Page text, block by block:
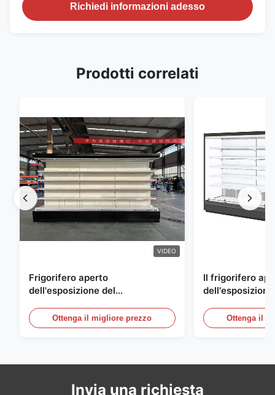
Richiedi informazioni adesso
Prodotti correlati
VIDEO
Frigorifero aperto
dell'esposizione del
bevande con illuminazione del
LED
Ottenga il migliore prezzo
Il frigorifero
refrigerato i
esposizione
Ottenga il
Invia una richiesta